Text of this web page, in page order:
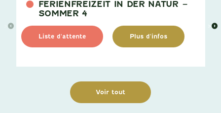
FERIENFREIZEIT IN DER NATUR –
SOMMER 4
Liste d'attente Plus d'infos
Voir tout